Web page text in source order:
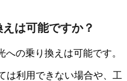
は可能ですか？
への乗り換えは可能です。
は利用できない場合や、工